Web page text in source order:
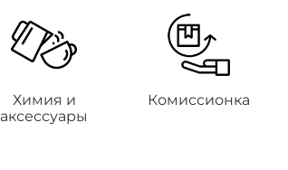
Химия и
аксессуары
Комиссионка